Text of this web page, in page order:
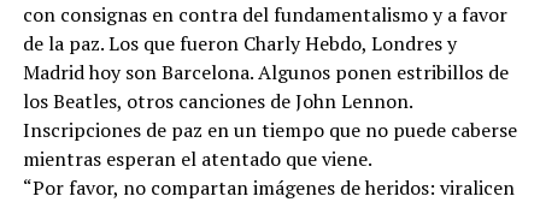
con consignas en contra del fundamentalismo y a favor
de la paz. Los que fueron Charly Hebdo, Londres y
Madrid hoy son Barcelona. Algunos ponen estribillos de
los Beatles, otros canciones de John Lennon.
Inscripciones de paz en un tiempo que no puede caberse
mientras esperan el atentado que viene.
“Por favor, no compartan imágenes de heridos: viralicen